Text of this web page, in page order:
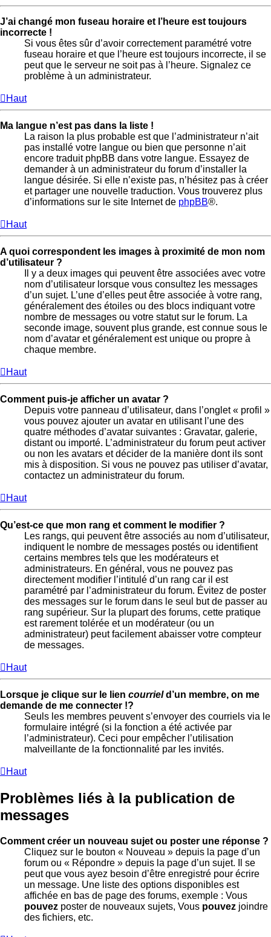
J’ai changé mon fuseau horaire et l’heure est toujours
incorrecte !
Si vous êtes sûr d’avoir correctement paramétré votre
fuseau horaire et que l’heure est toujours incorrecte, il se
peut que le serveur ne soit pas à l’heure. Signalez ce
problème à un administrateur.
Haut
Ma langue n’est pas dans la liste !
La raison la plus probable est que l’administrateur n’ait
pas installé votre langue ou bien que personne n’ait
encore traduit phpBB dans votre langue. Essayez de
demander à un administrateur du forum d’installer la
langue désirée. Si elle n’existe pas, n’hésitez pas à créer
et partager une nouvelle traduction. Vous trouverez plus
d’informations sur le site Internet de phpBB®.
Haut
A quoi correspondent les images à proximité de mon nom
d’utilisateur ?
Il y a deux images qui peuvent être associées avec votre
nom d’utilisateur lorsque vous consultez les messages
d’un sujet. L’une d’elles peut être associée à votre rang,
généralement des étoiles ou des blocs indiquant votre
nombre de messages ou votre statut sur le forum. La
seconde image, souvent plus grande, est connue sous le
nom d’avatar et généralement est unique ou propre à
chaque membre.
Haut
Comment puis-je afficher un avatar ?
Depuis votre panneau d’utilisateur, dans l’onglet « profil »
vous pouvez ajouter un avatar en utilisant l’une des
quatre méthodes d’avatar suivantes : Gravatar, galerie,
distant ou importé. L’administrateur du forum peut activer
ou non les avatars et décider de la manière dont ils sont
mis à disposition. Si vous ne pouvez pas utiliser d’avatar,
contactez un administrateur du forum.
Haut
Qu’est-ce que mon rang et comment le modifier ?
Les rangs, qui peuvent être associés au nom d’utilisateur,
indiquent le nombre de messages postés ou identifient
certains membres tels que les modérateurs et
administrateurs. En général, vous ne pouvez pas
directement modifier l’intitulé d’un rang car il est
paramétré par l’administrateur du forum. Évitez de poster
des messages sur le forum dans le seul but de passer au
rang supérieur. Sur la plupart des forums, cette pratique
est rarement tolérée et un modérateur (ou un
administrateur) peut facilement abaisser votre compteur
de messages.
Haut
Lorsque je clique sur le lien courrield’un membre, on me
demande de me connecter !?
Seuls les membres peuvent s’envoyer des courriels via le
formulaire intégré (si la fonction a été activée par
l’administrateur). Ceci pour empêcher l’utilisation
malveillante de la fonctionnalité par les invités.
Haut
Problèmes liés à la publication de
messages
Comment créer un nouveau sujet ou poster une réponse ?
Cliquez sur le bouton « Nouveau » depuis la page d’un
forum ou « Répondre » depuis la page d’un sujet. Il se
peut que vous ayez besoin d’être enregistré pour écrire
un message. Une liste des options disponibles est
affichée en bas de page des forums, exemple : Vous
pouvez poster de nouveaux sujets, Vous pouvez joindre
des fichiers, etc.